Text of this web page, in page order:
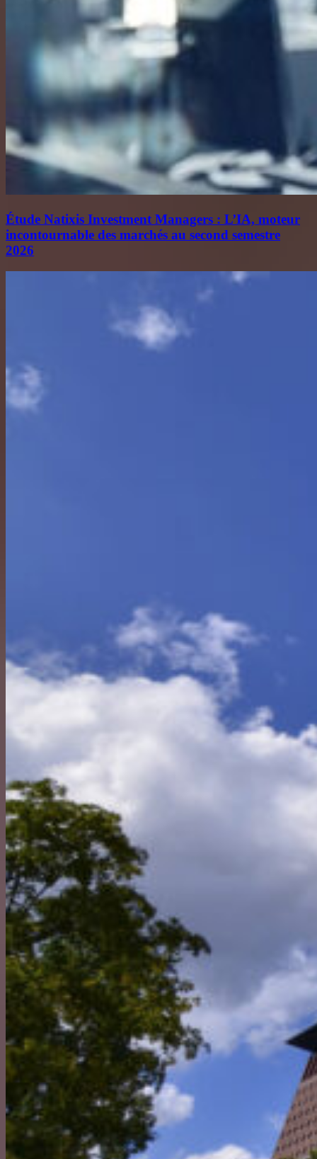
Étude Natixis Investment Managers : L’IA, moteur
incontournable des marchés au second semestre
2026